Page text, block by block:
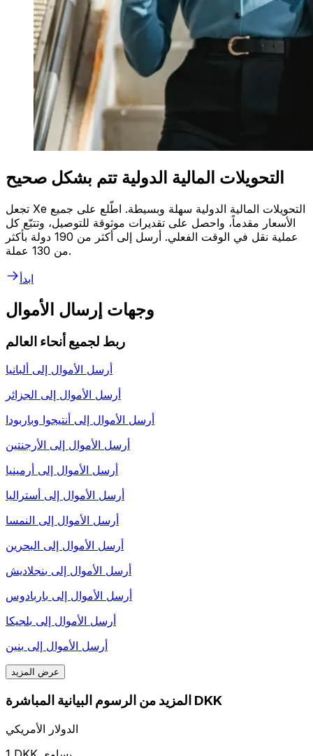
التحويلات المالية الدولية تتم بشكل صحيح
تجعل Xe التحويلات المالية الدولية سهلة وبسيطة. اطّلع على جميع
الأسعار مقدماً، واحصل على تقديرات موثوقة للتوصيل، وتتبّع كل
عملية نقل في الوقت الفعلي. أرسل إلى أكثر من 190 دولة بأكثر
من 130 عملة.
ابدأ
وجهات إرسال الأموال
ربط لجميع أنحاء العالم
أرسل الأموال إلى ألبانيا
أرسل الأموال إلى الجزائر
أرسل الأموال إلى أنتيجوا وباربودا
أرسل الأموال إلى الأرجنتين
أرسل الأموال إلى أرمينيا
أرسل الأموال إلى أستراليا
أرسل الأموال إلى النمسا
أرسل الأموال إلى البحرين
أرسل الأموال إلى بنجلاديش
أرسل الأموال إلى باربادوس
أرسل الأموال إلى بلجيكا
أرسل الأموال إلى بنين
عرض المزيد
المزيد من الرسوم البيانية المباشرة DKK
الدولار الأمريكي